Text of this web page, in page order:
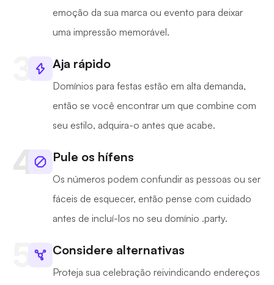
emoção da sua marca ou evento para deixar
uma impressão memorável.
Aja rápido
Domínios para festas estão em alta demanda,
então se você encontrar um que combine com
seu estilo, adquira-o antes que acabe.
Pule os hífens
Os números podem confundir as pessoas ou ser
fáceis de esquecer, então pense com cuidado
antes de incluí-los no seu domínio .party.
Considere alternativas
Proteja sua celebração reivindicando endereços